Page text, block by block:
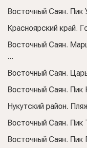
Восточный Саян. Пик
Красноярский край.
Восточный Саян.
...
Восточный Саян.
Восточный Саян. Пик
Нукутский район.
Восточный Саян.
Восточный Саян. Пик